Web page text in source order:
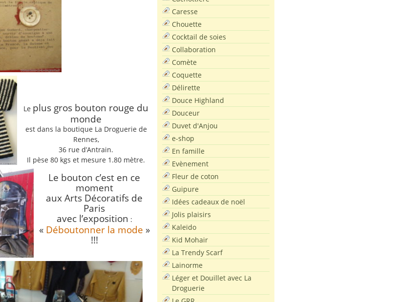
Le plus gros bouton rouge du
monde
est dans la boutique La Droguerie de
Rennes,
36 rue d’Antrain.
Il pèse 80 kgs et mesure 1.80 mètre.
Le bouton c’est en ce
moment
aux Arts Décoratifs de
Paris
avec l’exposition :
« Déboutonner la mode »
!!!
Caresse
Chouette
Cocktail de soies
Collaboration
Comète
Coquette
Délirette
Douce Highland
Douceur
Duvet d'Anjou
e-shop
En famille
Evènement
Fleur de coton
Guipure
Idées cadeaux de noël
Jolis plaisirs
Kaleïdo
Kid Mohair
La Trendy Scarf
Lainorme
Léger et Douillet avec La
Droguerie